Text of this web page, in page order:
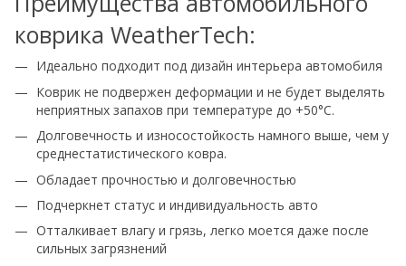
коврика WeatherTech:
Идеально подходит под дизайн интерьера автомобиля
Коврик не подвержен деформации и не будет выделять
неприятных запахов при температуре до +50°С.
Долговечность и износостойкость намного выше, чем у
среднестатистического ковра.
Обладает прочностью и долговечностью
Подчеркнет статус и индивидуальность авто
Отталкивает влагу и грязь, легко моется даже после
сильных загрязнений